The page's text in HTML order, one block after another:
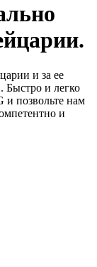
и за ее
Быстро и легко
позвольте нам
и